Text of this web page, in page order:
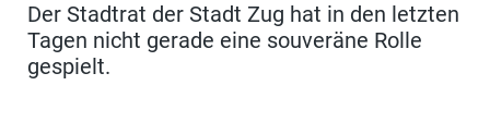
Der Stadtrat der Stadt Zug hat in den letzten
Tagen nicht gerade eine souveräne Rolle
gespielt.